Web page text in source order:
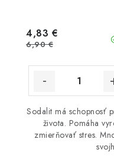
4,83 €
6,90 €
Sodalit má schopnosť
života. Pomáha
zmierňovať stres.